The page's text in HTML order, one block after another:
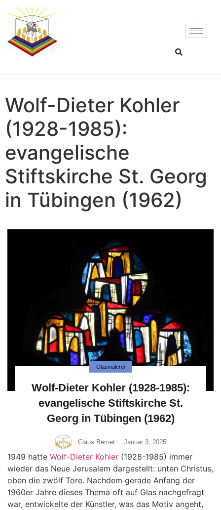
Wolf-Dieter Kohler
(1928-1985):
evangelische
Stiftskirche St. Georg
in Tübingen (1962)
Glasmalerei
Wolf-Dieter Kohler (1928-1985):
evangelische Stiftskirche St.
Georg in Tübingen (1962)
Claus Bernet Januar 3, 2025
1949 hatte Wolf-Dieter Kohler (1928-1985) immer
wieder das Neue Jerusalem dargestellt: unten Christus,
oben die zwölf Tore. Nachdem gerade Anfang der
1960er Jahre dieses Thema oft auf Glas nachgefragt
war, entwickelte der Künstler, was das Motiv angeht,